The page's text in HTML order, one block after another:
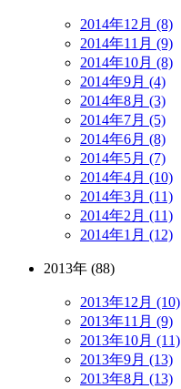
2014年12月 (8)
2014年11月 (9)
2014年10月 (8)
2014年9月 (4)
2014年8月 (3)
2014年7月 (5)
2014年6月 (8)
2014年5月 (7)
2014年4月 (10)
2014年3月 (11)
2014年2月 (11)
2014年1月 (12)
2013年 (88)
2013年12月 (10)
2013年11月 (9)
2013年10月 (11)
2013年9月 (13)
2013年8月 (13)